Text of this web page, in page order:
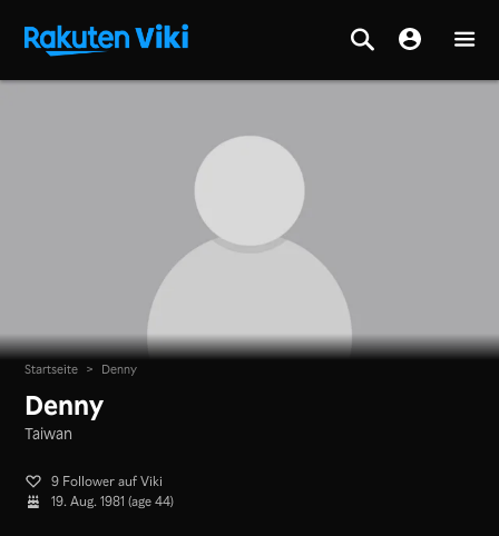
Startseite > Denny
Denny
Taiwan
9 Follower auf Viki
19. Aug. 1981 (age 44)